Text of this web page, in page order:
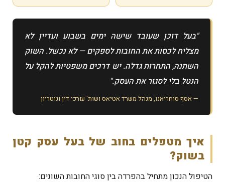
"בעל דוכן שעובד שישה ימים בשבוע ועדיין לא
מצליח לכסות את החובות לספקים — לא נכשל. השוק
השתנה, התחרות גדלה. יש דרכים משפטיות להקל על
הנטל בלי לסגור את העסק."
— אסף סוחריאנו, מנהל משרד אטיאס ושות' עורכי דין ונוטריון
איך מטפלים בחוב של בעל עסק קטן
בשוק?
הטיפול הנכון מתחיל בהפרדה בין סוגי החובות השונים: